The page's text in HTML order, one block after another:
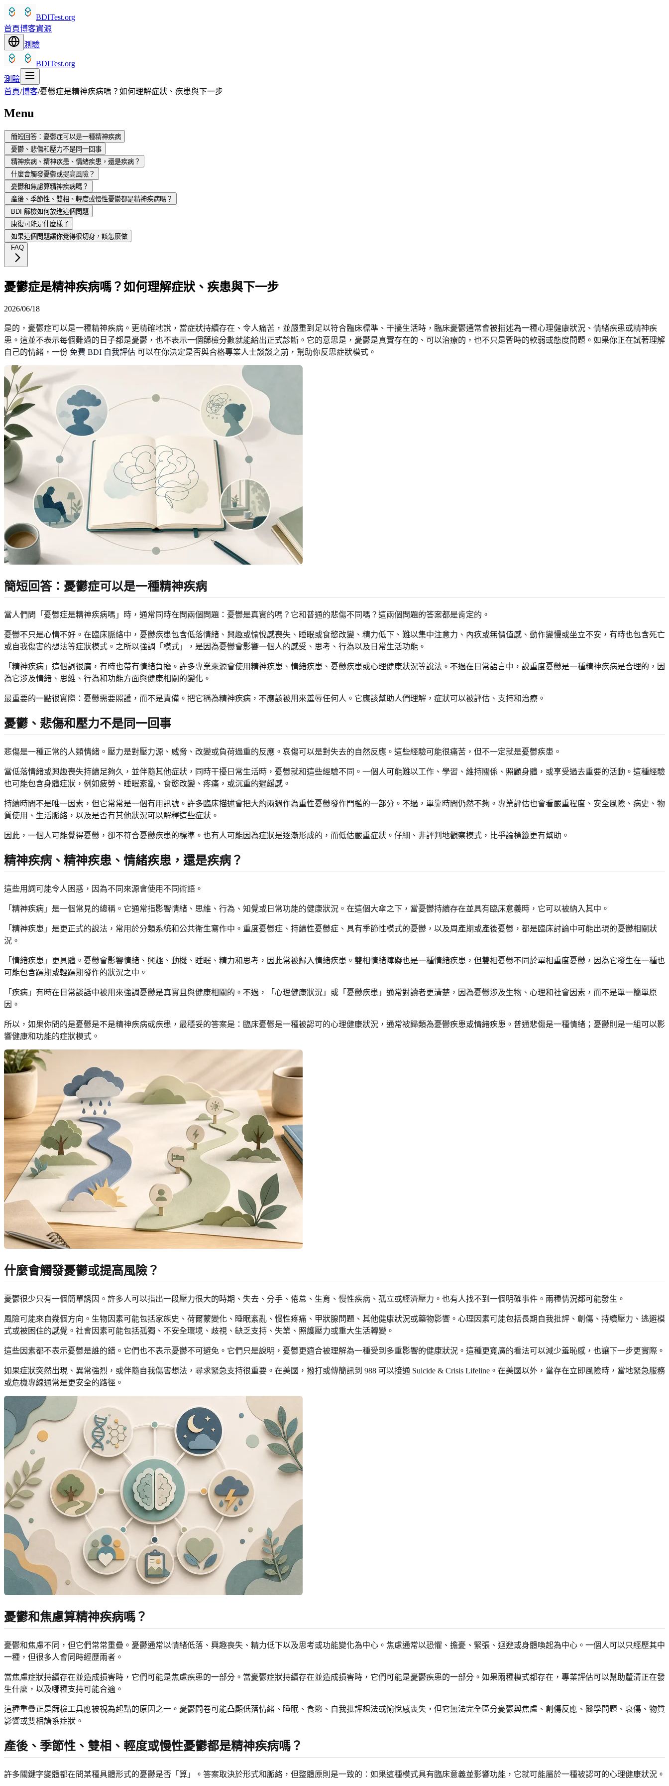
BDITest.org
首頁博客資源
測驗
BDITest.org
測驗
首頁/博客/憂鬱症是精神疾病嗎？如何理解症狀、疾患與下一步
Menu
簡短回答：憂鬱症可以是一種精神疾病
憂鬱、悲傷和壓力不是同一回事
精神疾病、精神疾患、情緒疾患，還是疾病？
什麼會觸發憂鬱或提高風險？
憂鬱和焦慮算精神疾病嗎？
產後、季節性、雙相、輕度或慢性憂鬱都是精神疾病嗎？
BDI 篩檢如何放進這個問題
康復可能是什麼樣子
如果這個問題讓你覺得很切身，該怎麼做
FAQ
憂鬱症是精神疾病嗎？如何理解症狀、疾患與下一步
2026/06/18
是的，憂鬱症可以是一種精神疾病。更精確地說，當症狀持續存在、令人痛苦，並嚴重到足以符合臨床標準、干擾生活時，臨床憂鬱通常會被描述為一種心理健康狀況、情緒疾患或精神疾
患。這並不表示每個難過的日子都是憂鬱，也不表示一個篩檢分數就能給出正式診斷。它的意思是，憂鬱是真實存在的、可以治療的，也不只是暫時的軟弱或態度問題。如果你正在試著理解
自己的情緒，一份 免費 BDI 自我評估 可以在你決定是否與合格專業人士談談之前，幫助你反思症狀模式。
簡短回答：憂鬱症可以是一種精神疾病
當人們問「憂鬱症是精神疾病嗎」時，通常同時在問兩個問題：憂鬱是真實的嗎？它和普通的悲傷不同嗎？這兩個問題的答案都是肯定的。
憂鬱不只是心情不好。在臨床脈絡中，憂鬱疾患包含低落情緒、興趣或愉悅感喪失、睡眠或食慾改變、精力低下、難以集中注意力、內疚或無價值感、動作變慢或坐立不安，有時也包含死亡
或自我傷害的想法等症狀模式。之所以強調「模式」，是因為憂鬱會影響一個人的感受、思考、行為以及日常生活功能。
「精神疾病」這個詞很廣，有時也帶有情緒負擔。許多專業來源會使用精神疾患、情緒疾患、憂鬱疾患或心理健康狀況等說法。不過在日常語言中，說重度憂鬱是一種精神疾病是合理的，因
為它涉及情緒、思維、行為和功能方面與健康相關的變化。
最重要的一點很實際：憂鬱需要照護，而不是責備。把它稱為精神疾病，不應該被用來羞辱任何人。它應該幫助人們理解，症狀可以被評估、支持和治療。
憂鬱、悲傷和壓力不是同一回事
悲傷是一種正常的人類情緒。壓力是對壓力源、威脅、改變或負荷過重的反應。哀傷可以是對失去的自然反應。這些經驗可能很痛苦，但不一定就是憂鬱疾患。
當低落情緒或興趣喪失持續足夠久，並伴隨其他症狀，同時干擾日常生活時，憂鬱就和這些經驗不同。一個人可能難以工作、學習、維持關係、照顧身體，或享受過去重要的活動。這種經驗
也可能包含身體症狀，例如疲勞、睡眠紊亂、食慾改變、疼痛，或沉重的遲緩感。
持續時間不是唯一因素，但它常常是一個有用訊號。許多臨床描述會把大約兩週作為重性憂鬱發作門檻的一部分。不過，單靠時間仍然不夠。專業評估也會看嚴重程度、安全風險、病史、物
質使用、生活脈絡，以及是否有其他狀況可以解釋這些症狀。
因此，一個人可能覺得憂鬱，卻不符合憂鬱疾患的標準。也有人可能因為症狀是逐漸形成的，而低估嚴重症狀。仔細、非評判地觀察模式，比爭論標籤更有幫助。
精神疾病、精神疾患、情緒疾患，還是疾病？
這些用詞可能令人困惑，因為不同來源會使用不同術語。
「精神疾病」是一個常見的總稱。它通常指影響情緒、思維、行為、知覺或日常功能的健康狀況。在這個大傘之下，當憂鬱持續存在並具有臨床意義時，它可以被納入其中。
「精神疾患」是更正式的說法，常用於分類系統和公共衛生寫作中。重度憂鬱症、持續性憂鬱症、具有季節性模式的憂鬱，以及周產期或產後憂鬱，都是臨床討論中可能出現的憂鬱相關狀
況。
「情緒疾患」更具體。憂鬱會影響情緒、興趣、動機、睡眠、精力和思考，因此常被歸入情緒疾患。雙相情緒障礙也是一種情緒疾患，但雙相憂鬱不同於單相重度憂鬱，因為它發生在一種也
可能包含躁期或輕躁期發作的狀況之中。
「疾病」有時在日常談話中被用來強調憂鬱是真實且與健康相關的。不過，「心理健康狀況」或「憂鬱疾患」通常對讀者更清楚，因為憂鬱涉及生物、心理和社會因素，而不是單一簡單原
因。
所以，如果你問的是憂鬱是不是精神疾病或疾患，最穩妥的答案是：臨床憂鬱是一種被認可的心理健康狀況，通常被歸類為憂鬱疾患或情緒疾患。普通悲傷是一種情緒；憂鬱則是一組可以影
響健康和功能的症狀模式。
什麼會觸發憂鬱或提高風險？
憂鬱很少只有一個簡單誘因。許多人可以指出一段壓力很大的時期、失去、分手、倦怠、生育、慢性疾病、孤立或經濟壓力。也有人找不到一個明確事件。兩種情況都可能發生。
風險可能來自幾個方向。生物因素可能包括家族史、荷爾蒙變化、睡眠紊亂、慢性疼痛、甲狀腺問題、其他健康狀況或藥物影響。心理因素可能包括長期自我批評、創傷、持續壓力、逃避模
式或被困住的感覺。社會因素可能包括孤獨、不安全環境、歧視、缺乏支持、失業、照護壓力或重大生活轉變。
這些因素都不表示憂鬱是誰的錯。它們也不表示憂鬱不可避免。它們只是說明，憂鬱更適合被理解為一種受到多重影響的健康狀況。這種更寬廣的看法可以減少羞恥感，也讓下一步更實際。
如果症狀突然出現、異常強烈，或伴隨自我傷害想法，尋求緊急支持很重要。在美國，撥打或傳簡訊到 988 可以接通 Suicide & Crisis Lifeline。在美國以外，當存在立即風險時，當地緊急服務
或危機專線通常是更安全的路徑。
憂鬱和焦慮算精神疾病嗎？
憂鬱和焦慮不同，但它們常常重疊。憂鬱通常以情緒低落、興趣喪失、精力低下以及思考或功能變化為中心。焦慮通常以恐懼、擔憂、緊張、迴避或身體喚起為中心。一個人可以只經歷其中
一種，但很多人會同時經歷兩者。
當焦慮症狀持續存在並造成損害時，它們可能是焦慮疾患的一部分。當憂鬱症狀持續存在並造成損害時，它們可能是憂鬱疾患的一部分。如果兩種模式都存在，專業評估可以幫助釐清正在發
生什麼，以及哪種支持可能合適。
這種重疊正是篩檢工具應被視為起點的原因之一。憂鬱問卷可能凸顯低落情緒、睡眠、食慾、自我批評想法或愉悅感喪失，但它無法完全區分憂鬱與焦慮、創傷反應、醫學問題、哀傷、物質
影響或雙相譜系症狀。
產後、季節性、雙相、輕度或慢性憂鬱都是精神疾病嗎？
許多關鍵字變體都在問某種具體形式的憂鬱是否「算」。答案取決於形式和脈絡，但整體原則是一致的：如果這種模式具有臨床意義並影響功能，它就可能屬於一種被認可的心理健康狀況。